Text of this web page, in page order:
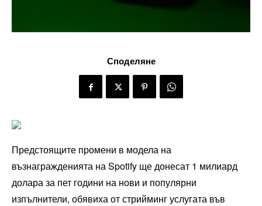
Споделяне
Предстоящите промени в модела на
възнагражденията на Spotify ще донесат 1 милиард
долара за пет години на нови и популярни
изпълнители, обявиха от стрийминг услугата във